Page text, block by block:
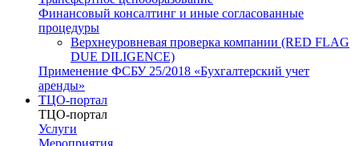
Финансовый консалтинг и иные согласованные
процедуры
Верхнеуровневая проверка компании (RED FLAG
DUE DILIGENCE)
Применение ФСБУ 25/2018 «Бухгалтерский учет
аренды»
ТЦО-портал
ТЦО-портал
Услуги
Мероприятия